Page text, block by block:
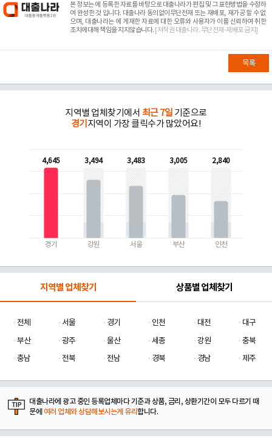
본 정보는에 등록한 자료를 바탕으로 대출나라가 편집 및 그 표현방법을 수정하
여 완성한 것 입니다. 대출나라 동의없이무단전재 또는 재배포, 재가공 할 수 없
으며, 대출나라는 에 게재한 자료에 대한 오류와 사용자가 이를 신뢰하여 취한
조치에대해 책임을 지지않습니다. [저작권 대출나라. 무단전재-재배포 금지]
목록
지역별 업체찾기에서 최근 7일 기준으로
경기 지역이 가장 클릭수가 많았어요!
4,645
경기
3,494
강원
3,483
서울
3,005
부산
2,840
인천
지역별 업체찾기 상품별 업체찾기
전체 서울 경기 인천 대전
대구
부산
광주 울산 세종 강원
충북
충남
전북 전남 경북 경남 제주
대출나라에 광고 중인 등록업체마다 기준과 상품, 금리, 상환기간이 모두 다르기 때
문에 여러 업체와 상담해보시는게 유리합니다.